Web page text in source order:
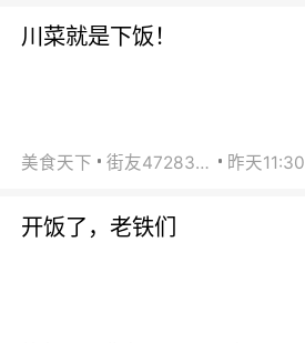
川菜就是下饭！
美食天下 街友472838572 昨天11:30
开饭了，老铁们